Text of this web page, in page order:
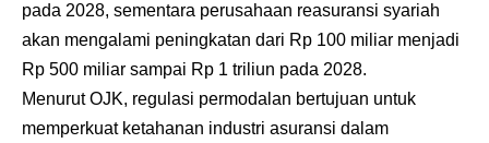
pada 2028, sementara perusahaan reasuransi syariah
akan mengalami peningkatan dari Rp 100 miliar menjadi
Rp 500 miliar sampai Rp 1 triliun pada 2028.
Menurut OJK, regulasi permodalan bertujuan untuk
memperkuat ketahanan industri asuransi dalam